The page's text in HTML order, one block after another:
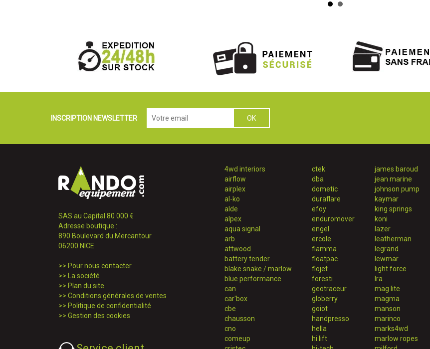
INSCRIPTION NEWSLETTER
SAS au Capital 80 000 €
Adresse boutique :
890 Boulevard du Mercantour
06200 NICE
>> Pour nous contacter
>> La société
>> Plan du site
>> Conditions générales de ventes
>> Politique de confidentialité
>> Gestion des cookies
4wd interiors
airflow
airplex
al-ko
alde
alpex
aqua signal
arb
attwood
battery tender
blake snake / marlow
blue performance
can
car'box
cbe
chausson
cno
comeup
ctek
dba
dometic
duraflare
efoy
enduromover
engel
ercole
fiamma
floatpac
flojet
foresti
geotraceur
globerry
goiot
handpresso
hella
hi lift
james baroud
jean marine
johnson pump
kaymar
king springs
koni
lazer
leatherman
legrand
lewmar
light force
lra
mag lite
magma
manson
marinco
marks4wd
marlow ropes